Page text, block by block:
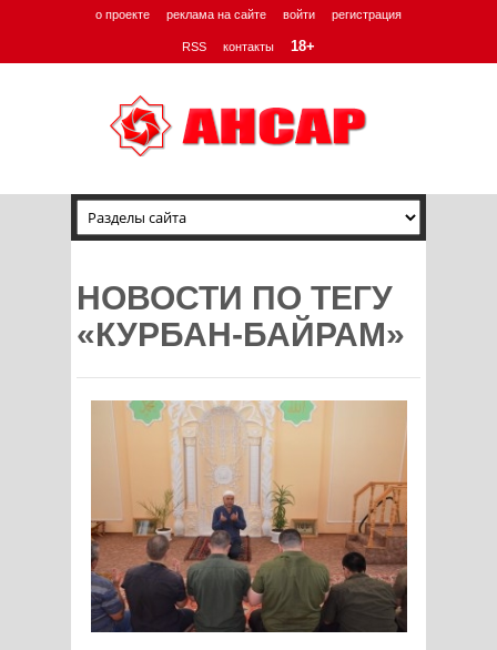
о проекте реклама на сайте войти регистрация
RSS контакты 18+
НОВОСТИ ПО ТЕГУ
«КУРБАН-БАЙРАМ»